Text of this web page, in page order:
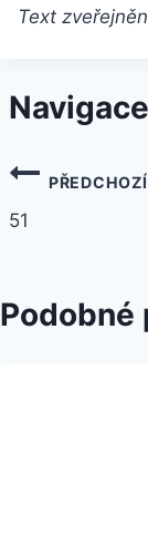
Text
PŘEDCHOZÍ
51